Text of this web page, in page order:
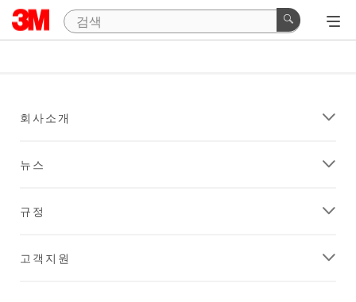
회사소개
뉴스
규정
고객지원